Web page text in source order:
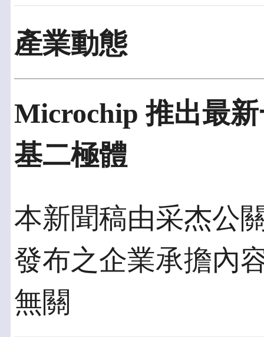
產業動態
Microchip 推出最
基二極體
本新聞稿由采杰公
發布之企業承擔內
無關